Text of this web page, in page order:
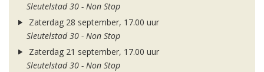
Sleutelstad 30 - Non Stop
Zaterdag 28 september, 17.00 uur
Sleutelstad 30 - Non Stop
Zaterdag 21 september, 17.00 uur
Sleutelstad 30 - Non Stop